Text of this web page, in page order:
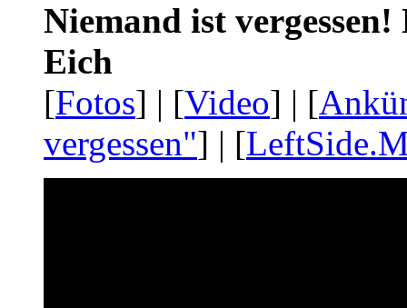
Niemand ist
Eich
[Fotos] | [Video] | [
vergessen"] | [